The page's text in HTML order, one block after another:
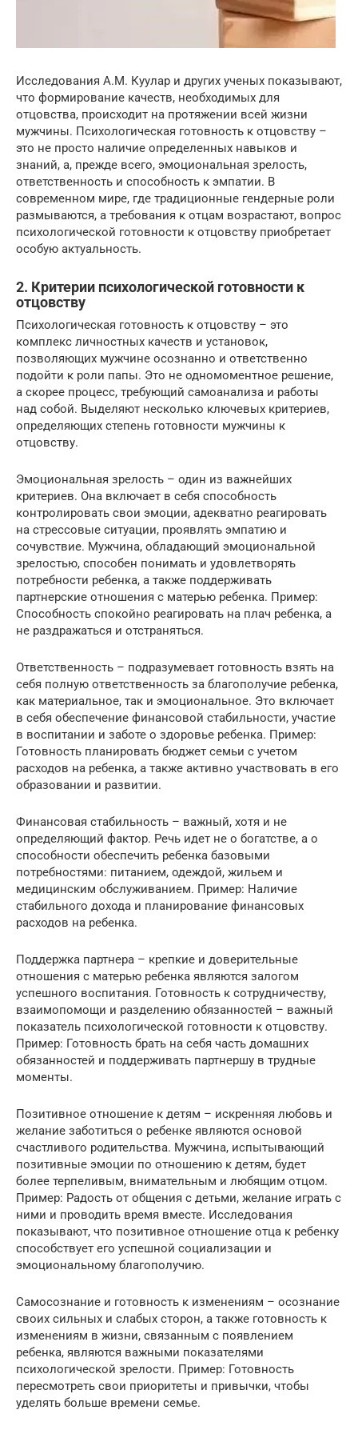
Исследования А.М. Куулар и других ученых показывают,
что формирование качеств, необходимых для
отцовства, происходит на протяжении всей жизни
мужчины. Психологическая готовность к отцовству –
это не просто наличие определенных навыков и
знаний, а, прежде всего, эмоциональная зрелость,
ответственность и способность к эмпатии. В
современном мире, где традиционные гендерные роли
размываются, а требования к отцам возрастают, вопрос
психологической готовности к отцовству приобретает
особую актуальность.
2. Критерии психологической готовности к
отцовству
Психологическая готовность к отцовству – это
комплекс личностных качеств и установок,
позволяющих мужчине осознанно и ответственно
подойти к роли папы. Это не одномоментное решение,
а скорее процесс, требующий самоанализа и работы
над собой. Выделяют несколько ключевых критериев,
определяющих степень готовности мужчины к
отцовству.
Эмоциональная зрелость – один из важнейших
критериев. Она включает в себя способность
контролировать свои эмоции, адекватно реагировать
на стрессовые ситуации, проявлять эмпатию и
сочувствие. Мужчина, обладающий эмоциональной
зрелостью, способен понимать и удовлетворять
потребности ребенка, а также поддерживать
партнерские отношения с матерью ребенка. Пример:
Способность спокойно реагировать на плач ребенка, а
не раздражаться и отстраняться.
Ответственность – подразумевает готовность взять на
себя полную ответственность за благополучие ребенка,
как материальное, так и эмоциональное. Это включает
в себя обеспечение финансовой стабильности, участие
в воспитании и заботе о здоровье ребенка. Пример:
Готовность планировать бюджет семьи с учетом
расходов на ребенка, а также активно участвовать в его
образовании и развитии.
Финансовая стабильность – важный, хотя и не
определяющий фактор. Речь идет не о богатстве, а о
способности обеспечить ребенка базовыми
потребностями: питанием, одеждой, жильем и
медицинским обслуживанием. Пример: Наличие
стабильного дохода и планирование финансовых
расходов на ребенка.
Поддержка партнера – крепкие и доверительные
отношения с матерью ребенка являются залогом
успешного воспитания. Готовность к сотрудничеству,
взаимопомощи и разделению обязанностей – важный
показатель психологической готовности к отцовству.
Пример: Готовность брать на себя часть домашних
обязанностей и поддерживать партнершу в трудные
моменты.
Позитивное отношение к детям – искренняя любовь и
желание заботиться о ребенке являются основой
счастливого родительства. Мужчина, испытывающий
позитивные эмоции по отношению к детям, будет
более терпеливым, внимательным и любящим отцом.
Пример: Радость от общения с детьми, желание играть с
ними и проводить время вместе. Исследования
показывают, что позитивное отношение отца к ребенку
способствует его успешной социализации и
эмоциональному благополучию.
Самосознание и готовность к изменениям – осознание
своих сильных и слабых сторон, а также готовность к
изменениям в жизни, связанным с появлением
ребенка, являются важными показателями
психологической зрелости. Пример: Готовность
пересмотреть свои приоритеты и привычки, чтобы
уделять больше времени семье.